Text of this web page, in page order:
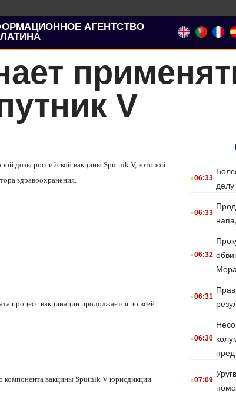
АГЕНТСТВО
V
дозы российской вакцины Sputnik V, которой
здравоохранения.
процесс вакцинации продолжается по всей
компонента вакцины Sputnik V юрисдикции
.06:33
.06:33
.06:32
.06:31
.06:30
.07:09